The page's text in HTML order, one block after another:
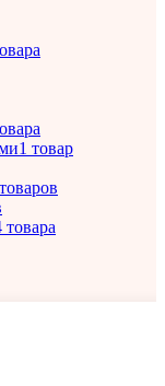
1 товар
товара